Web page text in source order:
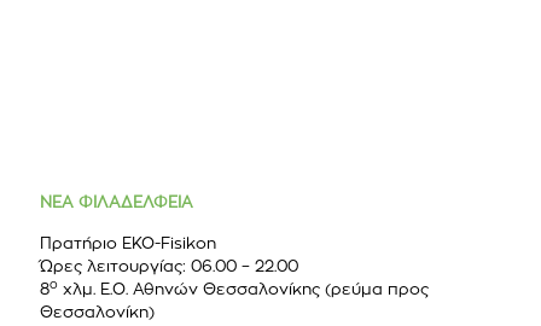
ΝΕΑ ΦΙΛΑΔΕΛΦΕΙΑ
Πρατήριο ΕΚΟ-Fisikon
Ώρες λειτουργίας: 06.00 – 22.00
8ο χλμ. Ε.Ο. Αθηνών Θεσσαλονίκης (ρεύμα προς
Θεσσαλονίκη)